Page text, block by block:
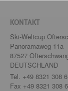
KONTAKT
Ski-Weltcup
Panoramaweg 11a
87527
DEUTSCHLAND
Tel. +49 8321 308
Fax +49 8321 308